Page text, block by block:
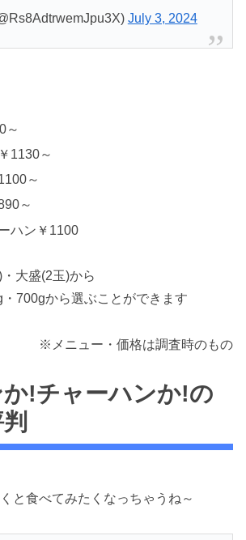
July 3, 2024
～
1130～
～
～
ハン￥1100
大盛(2玉)から
700gから選ぶことができます
※メニュー・価格は調査時のもの
!チャーハンか!の
と食べてみたくなっちゃうね～